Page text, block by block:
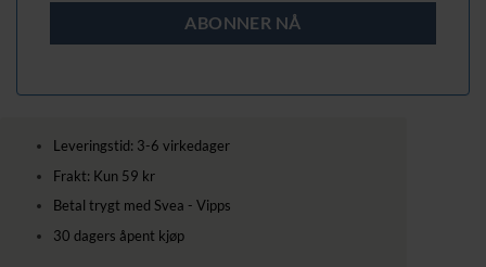
Leveringstid: 3-6 virkedager
Frakt: Kun 59 kr
Betal trygt med Svea - Vipps
30 dagers åpent kjøp